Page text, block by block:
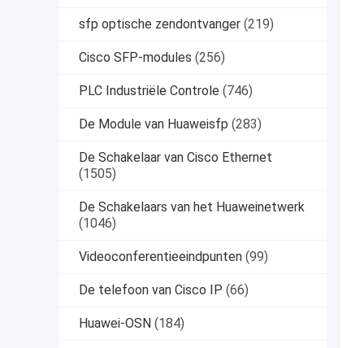
sfp optische zendontvanger (219)
Cisco SFP-modules (256)
PLC Industriële Controle (746)
De Module van Huaweisfp (283)
De Schakelaar van Cisco Ethernet
(1505)
De Schakelaars van het Huaweinetwerk
(1046)
Videoconferentieeindpunten (99)
De telefoon van Cisco IP (66)
Huawei-OSN (184)